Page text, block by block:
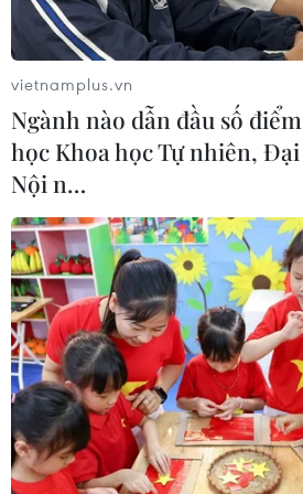
KCNA: Trung Quốc cam
phát triển quan hệ với
30/07/2021 04:15
Triều Tiên và Trung Quốc đã
thân thiết trong bối cảnh các cuộc
giữa Bình Nhưỡng và
tranh Trung-Mỹ đang leo thang.
vietnamplus.vn
Ngành nào dẫn đầu số
học Khoa học Tự nhiên, Đại
Nội n…